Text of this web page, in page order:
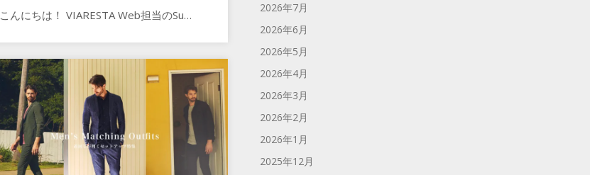
こんにちは！ VIARESTA Web担当のSu…
2026年7月
2026年6月
2026年5月
2026年4月
2026年3月
2026年2月
2026年1月
2025年12月